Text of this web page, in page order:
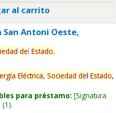
al carrito
Antoni Oeste,
del Estado.
Eléctrica, Sociedad del Estado,
para préstamo: Signatura
(1).